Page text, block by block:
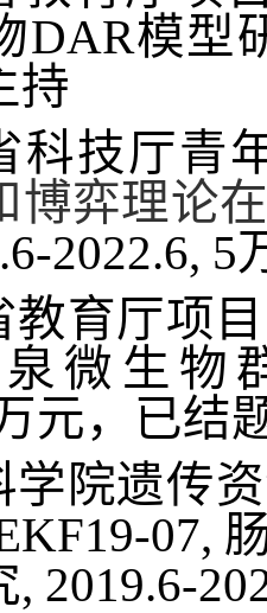
DAR模型
持
科技厅青
博弈理论
2022.6, 5
教育厅项目
微生物
元，已结
学院遗传
9-07,
, 2019.6-